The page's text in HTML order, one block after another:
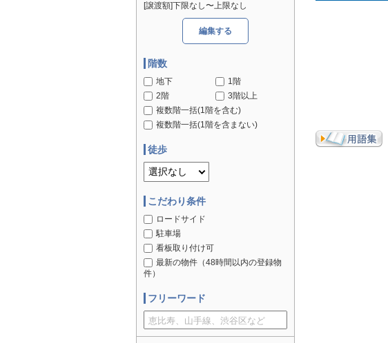
[譲渡額]下限なし〜上限なし
編集する
階数
地下
1階
2階
3階以上
複数階一括(1階を含む)
複数階一括(1階を含まない)
徒歩
こだわり条件
ロードサイド
駐車場
看板取り付け可
最新の物件（48時間以内の登録物
件）
フリーワード